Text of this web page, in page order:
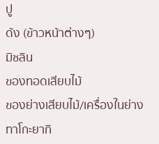
ปู
ด้ง (ข้าวหน้าต่างๆ)
มิชลิน
ของทอดเสียบไม้
ของย่างเสียบไม้/เครื่องในย่าง
ทาโกะยากิ